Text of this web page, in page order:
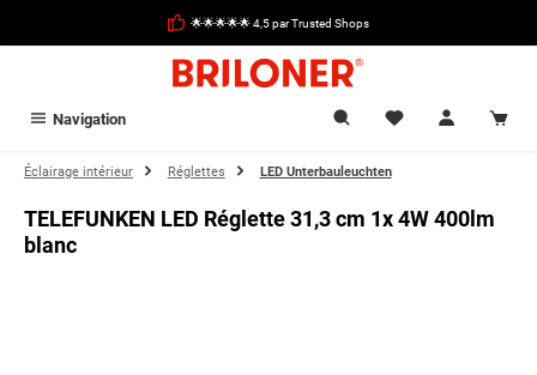
🌟🌟🌟🌟🌟 4,5 par Trusted Shops
Navigation
Éclairage intérieur Réglettes LED Unterbauleuchten
TELEFUNKEN LED Réglette 31,3 cm 1x 4W 400lm
blanc